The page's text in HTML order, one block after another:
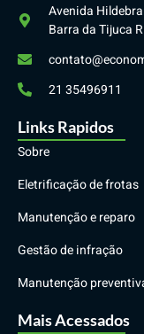
Avenida
Barra da Tijuca
21 35496911
Links Rapidos
Sobre
Eletrificação de frotas
Manutenção e reparo
Gestão de infração
Manutenção
Mais Acessados